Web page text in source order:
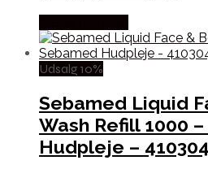
Udsalg 10%
Sebamed Liquid
Wash Refill 1000
Hudpleje –